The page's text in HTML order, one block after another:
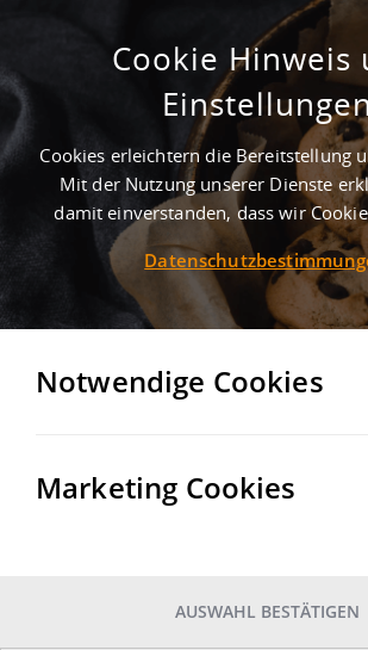
Halle mit Büro nahe der
DachauDachau ,
MERKEN
Cookie Hinweis
Einstellungen
Cookies erleichtern die Bereitstellung
Mit der Nutzung unserer Dienste
damit einverstanden, dass wir
Notwendige Cookies
Marketing Cookies
AUSWAHL BESTÄTIGEN